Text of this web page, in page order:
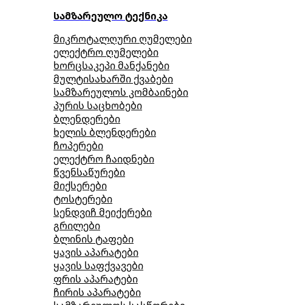
სამზარეულო ტექნიკა
მიკროტალღური ღუმელები
ელექტრო ღუმელები
ხორცსაკეპი მანქანები
მულტისახარში ქვაბები
სამზარეულოს კომბაინები
პურის საცხობები
ბლენდერები
ხელის ბლენდერები
ჩოპერები
ელექტრო ჩაიდნები
წვენსაწურები
მიქსერები
ტოსტერები
სენდვიჩ მეიქერები
გრილები
ბლინის ტაფები
ყავის აპარატები
ყავის საფქვავები
ფრის აპარატები
ჩირის აპარატები